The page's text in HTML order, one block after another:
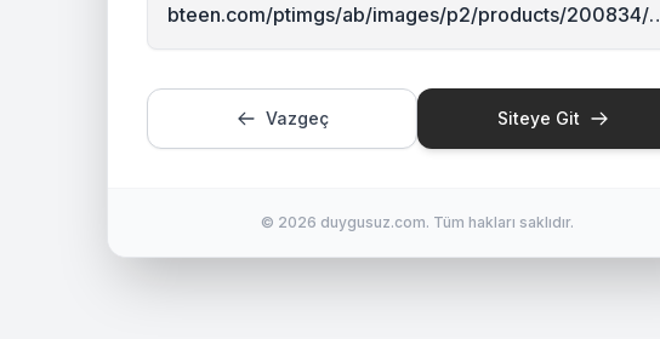
bteen.com/ptimgs/ab/images/p2/products/200834/0
Vazgeç Siteye Git
© 2026 duygusuz.com. Tüm hakları saklıdır.